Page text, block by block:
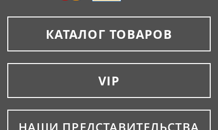
КАТАЛОГ ТОВАРОВ
VIP